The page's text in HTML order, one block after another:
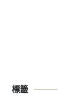
標籤